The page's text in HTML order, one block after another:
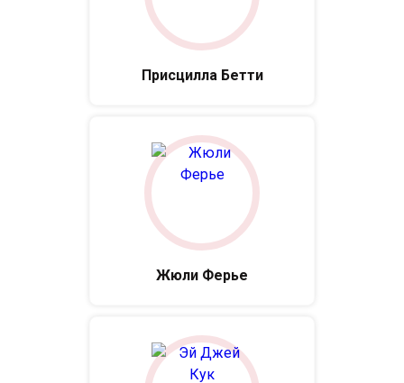
Присцилла Бетти
Жюли Ферье